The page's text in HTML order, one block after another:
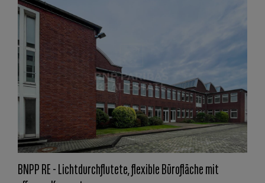
BNPP RE - Lichtdurchflutete, flexible Bürofläche mit